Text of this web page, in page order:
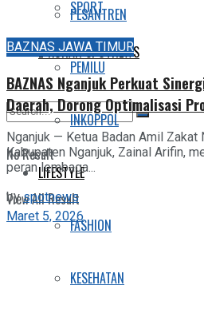
SPORT
E-KORAN SPOTNEWS
No Result
View All Result
PESANTREN
PEMILU
INKOPPOL
LIFESTYLE
FASHION
KESEHATAN
BAZNAS JAWA TIMUR
BAZNAS Nganjuk Perkuat
Daerah, Dorong Optimalisasi
Nganjuk — Ketua Badan Amil Zakat
Kabupaten Nganjuk, Zainal Arifin,
peran lembaga...
byspotnews
Maret 5, 2026